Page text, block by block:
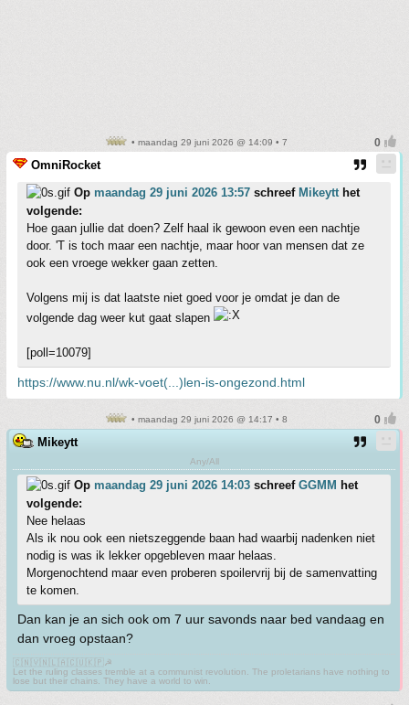
• maandag 29 juni 2026 @ 14:09 • 7
OmniRocket
Op maandag 29 juni 2026 13:57 schreef Mikeytthet
volgende:
Hoe gaan jullie dat doen? Zelf haal ik gewoon even een nachtje
door. 'T is toch maar een nachtje, maar hoor van mensen dat ze
ook een vroege wekker gaan zetten.
Volgens mij is dat laatste niet goed voor je omdat je dan de
volgende dag weer kut gaat slapen
[poll=10079]
https://www.nu.nl/wk-voet(...)len-is-ongezond.html
• maandag 29 juni 2026 @ 14:17 • 8
Mikeytt
Any/All
Op maandag 29 juni 2026 14:03 schreef GGMM het
volgende:
Nee helaas
Als ik nou ook een nietszeggende baan had waarbij nadenken niet
nodig is was ik lekker opgebleven maar helaas.
Morgenochtend maar even proberen spoilervrij bij de samenvatting
te komen.
Dan kan je an sich ook om 7 uur savonds naar bed vandaag en
dan vroeg opstaan?
🇨🇳🇻🇳🇱🇦🇨🇺🇰🇵☭
Let the ruling classes tremble at a communist revolution. The proletarians have nothing to
lose but their chains. They have a world to win.